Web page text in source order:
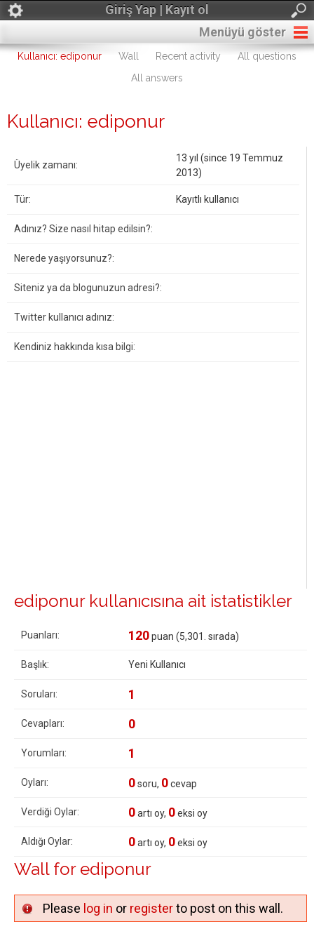
Giriş Yap | Kayıt ol
Menüyü göster
Kullanıcı: ediponur Wall Recent activity
All questions
All answers
Kullanıcı: ediponur
Üyelik zamanı:
13 yıl (since 19 Temmuz
2013)
Tür: Kayıtlı kullanıcı
Adınız? Size nasıl hitap edilsin?:
Nerede yaşıyorsunuz?:
Siteniz ya da blogunuzun adresi?:
Twitter kullanıcı adınız:
Kendiniz hakkında kısa bilgi:
ediponur kullanıcısına ait istatistikler
Puanları: 120puan (5,301 . sırada)
Başlık: Yeni Kullanıcı
Soruları: 1
Cevapları: 0
Yorumları: 1
Oyları: 0soru, 0cevap
Verdiği Oylar: 0artı oy, 0eksi oy
Aldığı Oylar: 0artı oy, 0eksi oy
Wall for ediponur
Please log in or registerto post on this wall.